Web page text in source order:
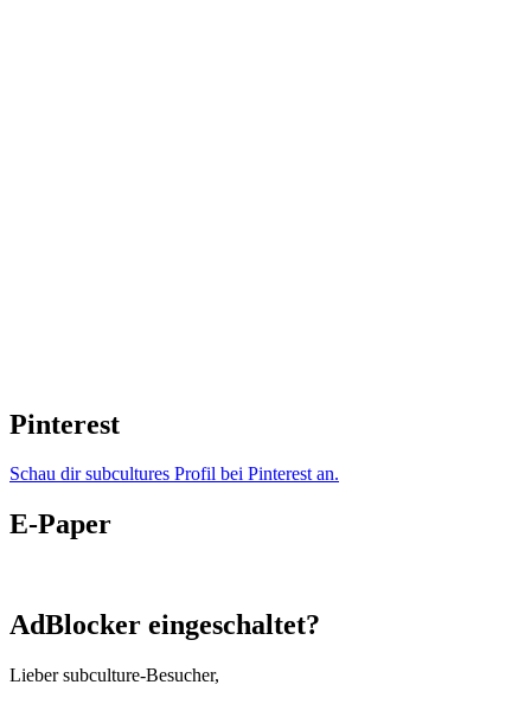
Pinterest
Schau dir subcultures Profil bei Pinterest an.
E-Paper
AdBlocker eingeschaltet?
Lieber subculture-Besucher,